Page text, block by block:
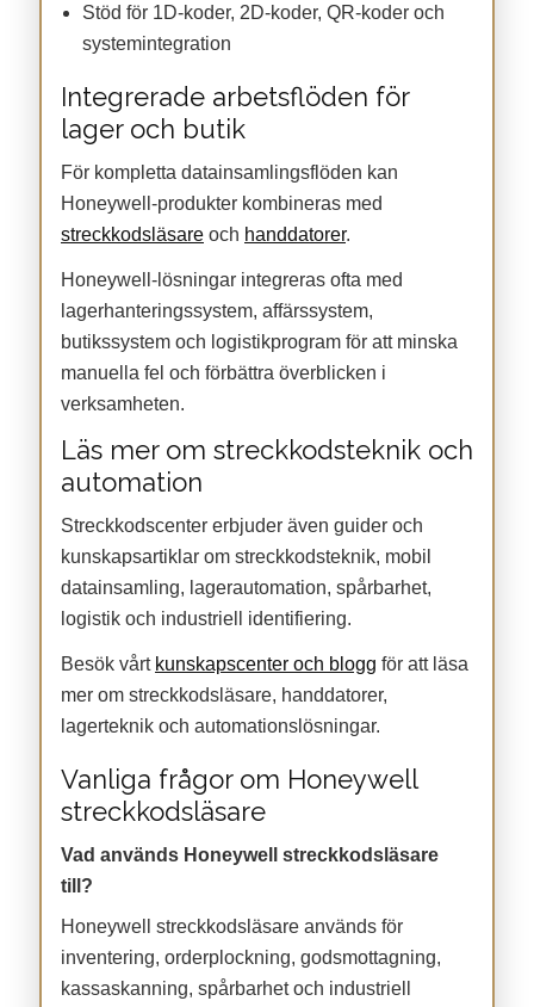
Stöd för 1D-koder, 2D-koder, QR-koder och
systemintegration
Integrerade arbetsflöden för
lager och butik
För kompletta datainsamlingsflöden kan
Honeywell-produkter kombineras med
streckkodsläsare och handdatorer.
Honeywell-lösningar integreras ofta med
lagerhanteringssystem, affärssystem,
butikssystem och logistikprogram för att minska
manuella fel och förbättra överblicken i
verksamheten.
Läs mer om streckkodsteknik och
automation
Streckkodscenter erbjuder även guider och
kunskapsartiklar om streckkodsteknik, mobil
datainsamling, lagerautomation, spårbarhet,
logistik och industriell identifiering.
Besök vårt kunskapscenter och blogg för att läsa
mer om streckkodsläsare, handdatorer,
lagerteknik och automationslösningar.
Vanliga frågor om Honeywell
streckkodsläsare
Vad används Honeywell streckkodsläsare
till?
Honeywell streckkodsläsare används för
inventering, orderplockning, godsmottagning,
kassaskanning, spårbarhet och industriell